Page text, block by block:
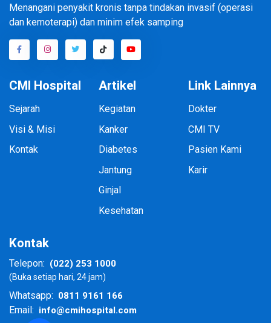
Menangani penyakit kronis tanpa tindakan invasif (operasi
dan kemoterapi) dan minim efek samping
CMI Hospital
Sejarah
Visi & Misi
Kontak
Artikel
Kegiatan
Kanker
Diabetes
Jantung
Ginjal
Kesehatan
Link Lainnya
Dokter
CMI TV
Pasien Kami
Karir
Kontak
Telepon: (022) 253 1000
(Buka setiap hari, 24 jam)
Whatsapp: 0811 9161 166
Email: info@cmihospital.com